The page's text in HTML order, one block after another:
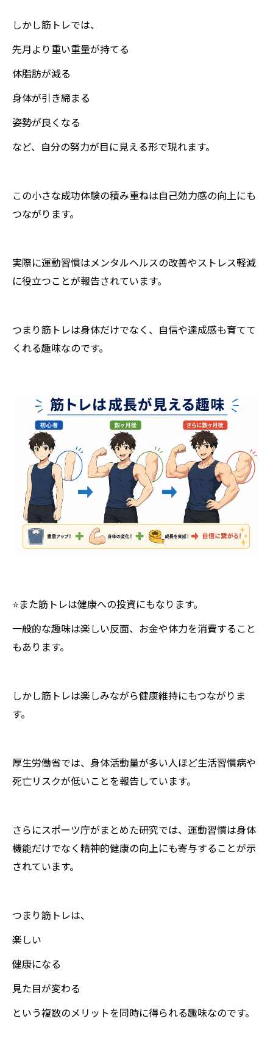
しかし筋トレでは、
先月より重い重量が持てる
体脂肪が減る
身体が引き締まる
姿勢が良くなる
など、自分の努力が目に見える形で現れます。
この小さな成功体験の積み重ねは自己効力感の向上にも
つながります。
実際に運動習慣はメンタルヘルスの改善やストレス軽減
に役立つことが報告されています。
つまり筋トレは身体だけでなく、自信や達成感も育てて
くれる趣味なのです。
⭐️また筋トレは健康への投資にもなります。
一般的な趣味は楽しい反面、お金や体力を消費すること
もあります。
しかし筋トレは楽しみながら健康維持にもつながりま
す。
厚生労働省では、身体活動量が多い人ほど生活習慣病や
死亡リスクが低いことを報告しています。
さらにスポーツ庁がまとめた研究では、運動習慣は身体
機能だけでなく精神的健康の向上にも寄与することが示
されています。
つまり筋トレは、
楽しい
健康になる
見た目が変わる
という複数のメリットを同時に得られる趣味なのです。